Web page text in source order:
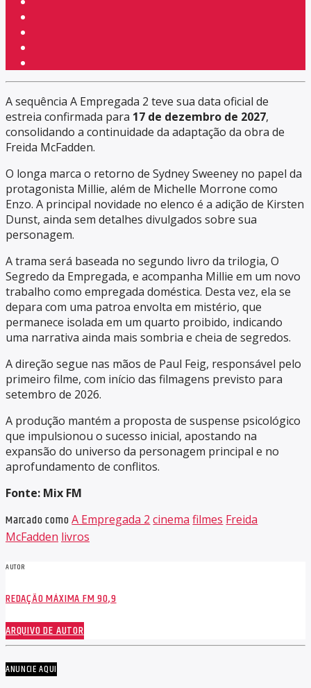
A sequência A Empregada 2 teve sua data oficial de
estreia confirmada para 17 de dezembro de 2027,
consolidando a continuidade da adaptação da obra de
Freida McFadden.
O longa marca o retorno de Sydney Sweeney no papel da
protagonista Millie, além de Michelle Morrone como
Enzo. A principal novidade no elenco é a adição de Kirsten
Dunst, ainda sem detalhes divulgados sobre sua
personagem.
A trama será baseada no segundo livro da trilogia, O
Segredo da Empregada, e acompanha Millie em um novo
trabalho como empregada doméstica. Desta vez, ela se
depara com uma patroa envolta em mistério, que
permanece isolada em um quarto proibido, indicando
uma narrativa ainda mais sombria e cheia de segredos.
A direção segue nas mãos de Paul Feig, responsável pelo
primeiro filme, com início das filmagens previsto para
setembro de 2026.
A produção mantém a proposta de suspense psicológico
que impulsionou o sucesso inicial, apostando na
expansão do universo da personagem principal e no
aprofundamento de conflitos.
Fonte: Mix FM
Marcado comoA Empregada 2 cinema filmes Freida
McFadden livros
AUTOR
REDAÇÃO MÁXIMA FM 90,9
ARQUIVO DE AUTOR
ANUNCIE AQUI